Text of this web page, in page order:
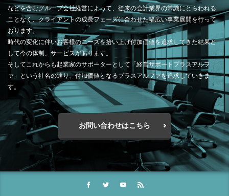
などを含むグループ会社経営によって、従来の会計業界の常識にとらわれる
ことなく、クライアントの成長フェーズに合わせた幅広い事業展開を行って
おります。
時代の変化に伴いお客様のニーズを拾い上げ付加価値を追求してきた結果と
して今の体制、サービスがあります。
そしてこれからも起業家のサポーターとして「経営サポートプラスアルフ
ァ」という社名の通り、付加価値となるプラスアルファを追求していきま
す。
お問い合わせはこちら